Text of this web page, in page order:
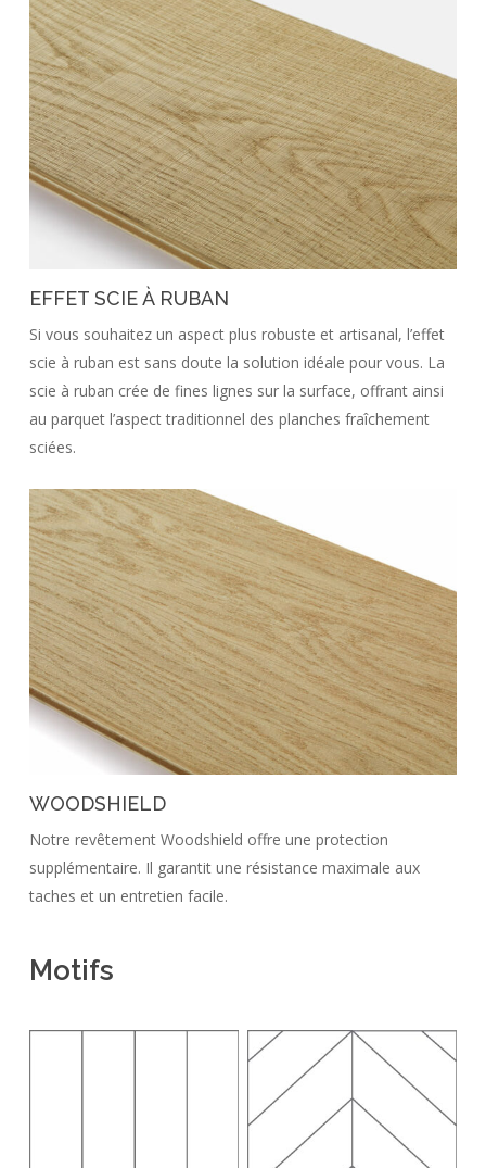
EFFET SCIE À RUBAN
Si vous souhaitez un aspect plus robuste et artisanal, l’effet
scie à ruban est sans doute la solution idéale pour vous. La
scie à ruban crée de fines lignes sur la surface, offrant ainsi
au parquet l’aspect traditionnel des planches fraîchement
sciées.
WOODSHIELD
Notre revêtement Woodshield offre une protection
supplémentaire. Il garantit une résistance maximale aux
taches et un entretien facile.
Motifs